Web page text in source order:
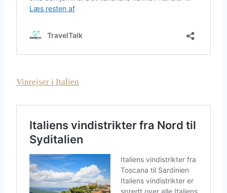
Vinrejser i Italien